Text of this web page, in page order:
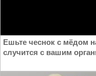
Ешьте чеснок с мёдом
случится с вашим